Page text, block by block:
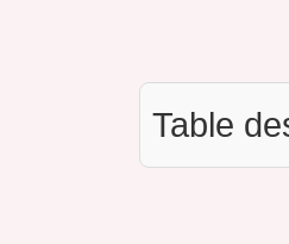
Table